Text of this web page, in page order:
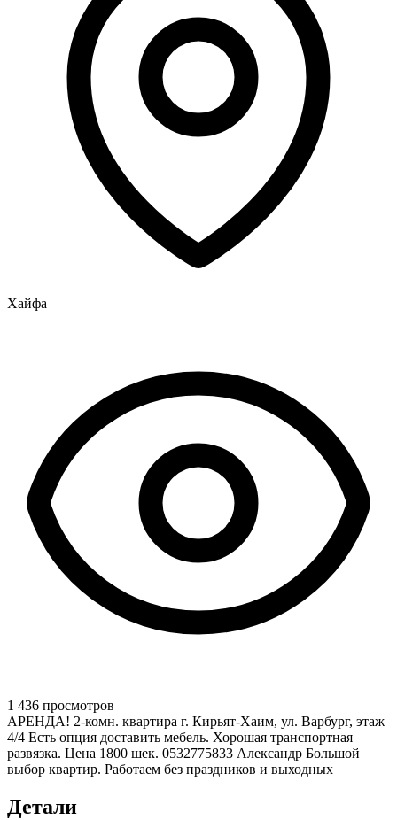
Хайфа
1 436 просмотров
АРЕНДА! 2-комн. квартира г. Кирьят-Хаим, ул. Варбург, этаж
4/4 Есть опция доставить мебель. Хорошая транспортная
развязка. Цена 1800 шек. 0532775833 Александр Большой
выбор квартир. Работаем без праздников и выходных
Детали